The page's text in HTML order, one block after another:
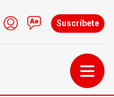
Menú de cuenta de
Iniciar sesión
Contacto
Suscríbete